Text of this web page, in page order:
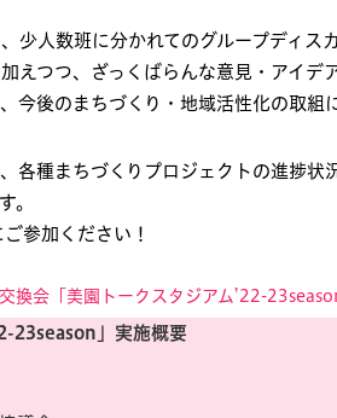
少人数班に分かれてのグループディス
えつつ、ざっくばらんな意見・アイデ
今後のまちづくり・地域活性化の取組
各種まちづくりプロジェクトの進捗状
。
参加ください！
換会「美園トークスタジアム’22-
23season」実施概要